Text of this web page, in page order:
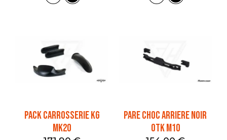
PACK CARROSSERIE KG
MK20
PARE CHOC ARRIERE NOIR
OTK M10